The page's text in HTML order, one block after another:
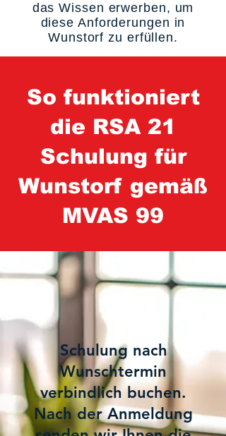
das Wissen erwerben, um
diese Anforderungen in
Wunstorf zu erfüllen.
So funktioniert
die RSA 21
Schulung für
Wunstorf gemäß
MVAS 99
Schulung nach
Wunschtermin
verbindlich buchen.
Nach der Anmeldung